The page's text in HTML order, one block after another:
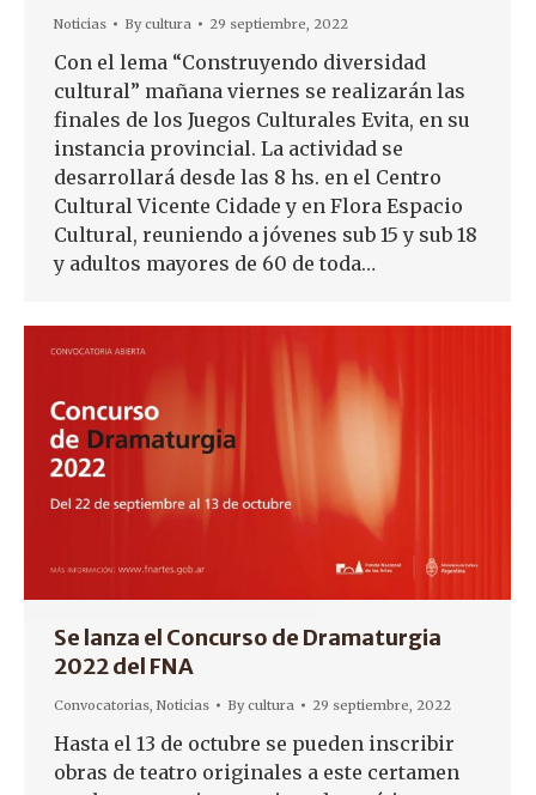
Noticias Bycultura 29 septiembre, 2022
Con el lema “Construyendo diversidad
cultural” mañana viernes se realizarán las
finales de los Juegos Culturales Evita, en su
instancia provincial. La actividad se
desarrollará desde las 8 hs. en el Centro
Cultural Vicente Cidade y en Flora Espacio
Cultural, reuniendo a jóvenes sub 15 y sub 18
y adultos mayores de 60 de toda…
Se lanza el Concurso de Dramaturgia
2022 del FNA
Convocatorias, Noticias Bycultura 29 septiembre, 2022
Hasta el 13 de octubre se pueden inscribir
obras de teatro originales a este certamen